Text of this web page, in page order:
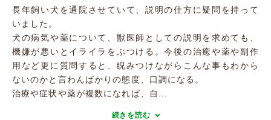
長年飼い犬を通院させていて、説明の仕方に疑問を持って
いました。
犬の病気や薬について、獣医師としての説明を求めても、
機嫌が悪いとイライラをぶつける。今後の治癒や薬や副作
用など更に質問すると、睨みつけながらこんな事もわから
ないのかと言わんばかりの態度、口調になる。
治療や症状や薬が複数になれば、自...
続きを読む